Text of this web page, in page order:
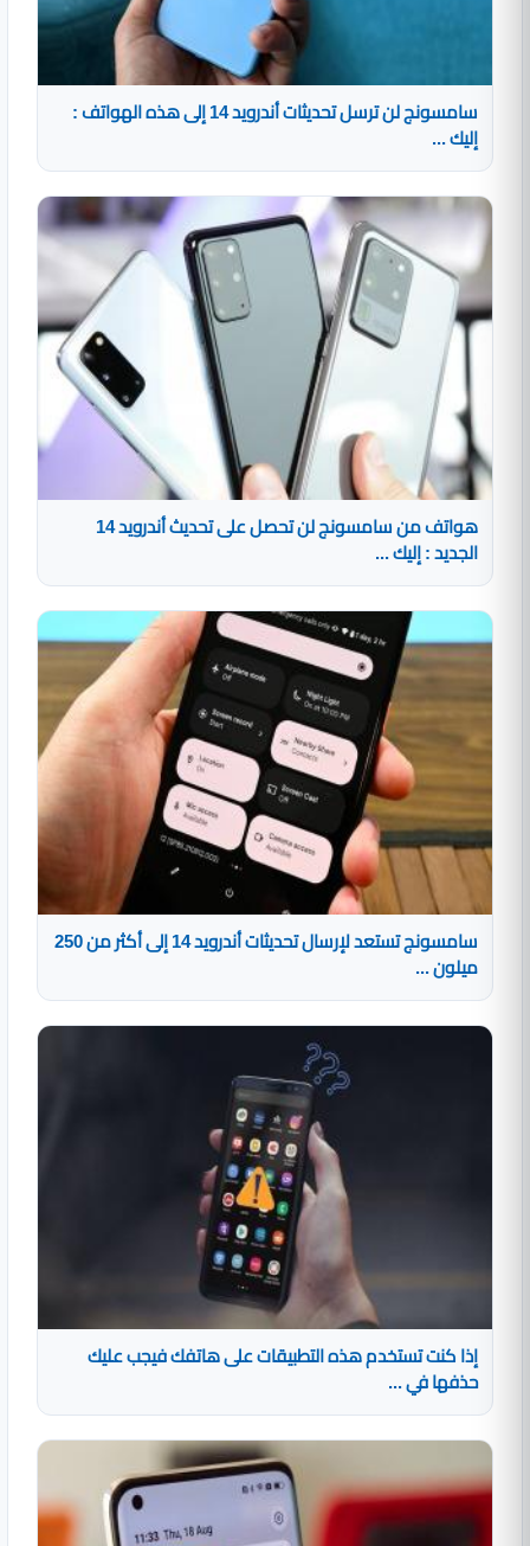
سامسونج لن ترسل تحديثات أندرويد 14 إلى هذه الهواتف :
إليك ...
هواتف من سامسونج لن تحصل على تحديث أندرويد 14
الجديد : إليك ...
سامسونج تستعد لإرسال تحديثات أندرويد 14 إلى أكثر من 250
ميلون ...
إذا كنت تستخدم هذه التطبيقات على هاتفك فيجب عليك
حذفها في ...